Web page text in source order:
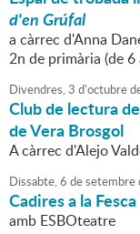
d'en Grúfal
a càrrec d'Anna
2n de primària (de 6
Divendres,3 d'octubre
Club de lectura
de Vera Brosgol
A càrrec d'Alejo
Dissabte,6 desetembre
Cadires a la Fesca
amb ESBOteatre